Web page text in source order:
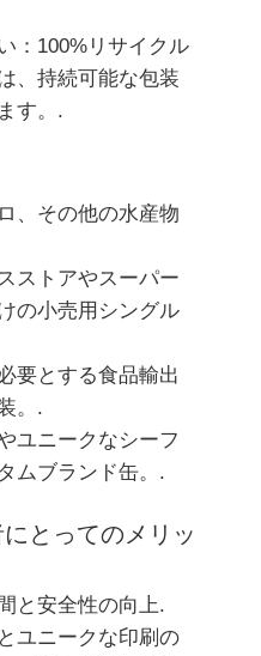
：100%リサイクル
、持続可能な包装
す。.
、その他の水産物
ストアやスーパー
の小売用シングル
要とする食品輸出
。.
ユニークなシーフ
ムブランド缶。.
とってのメリッ
と安全性の向上.
ユニークな印刷の